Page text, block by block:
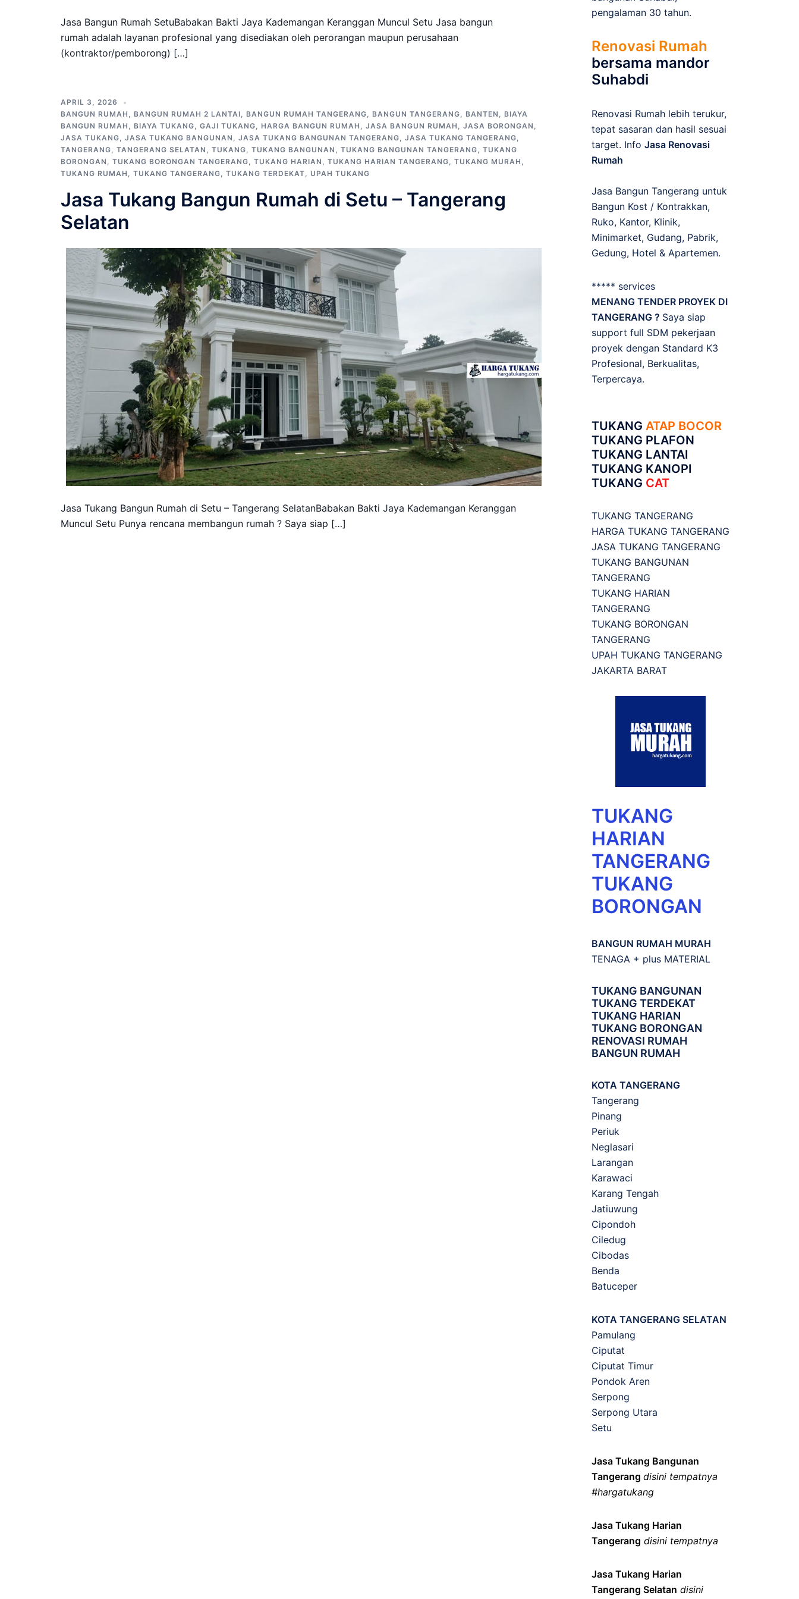
Jasa Bangun Rumah SetuBabakan Bakti Jaya Kademangan Keranggan Muncul Setu Jasa bangun
rumah adalah layanan profesional yang disediakan oleh perorangan maupun perusahaan
(kontraktor/pemborong) […]
APRIL 3, 2026
BANGUN RUMAH , BANGUN RUMAH 2 LANTAI, BANGUN RUMAH TANGERANG, BANGUN TANGERANG, BANTEN , BIAYA
BANGUN RUMAH , BIAYA TUKANG, GAJI TUKANG, HARGA BANGUN RUMAH , JASA BANGUN RUMAH , JASA BORONGAN ,
JASA TUKANG, JASA TUKANG BANGUNAN , JASA TUKANG BANGUNAN TANGERANG, JASA TUKANG TANGERANG,
TANGERANG, TANGERANG SELATAN , TUKANG, TUKANG BANGUNAN , TUKANG BANGUNAN TANGERANG, TUKANG
BORONGAN , TUKANG BORONGAN TANGERANG, TUKANG HARIAN , TUKANG HARIAN TANGERANG, TUKANG MURAH ,
TUKANG RUMAH , TUKANG TANGERANG, TUKANG TERDEKAT, UPAH TUKANG
Jasa Tukang Bangun Rumah di Setu – Tangerang
Selatan
Jasa Tukang Bangun Rumah di Setu – Tangerang SelatanBabakan Bakti Jaya Kademangan Keranggan
Muncul Setu Punya rencana membangun rumah ? Saya siap […]
pengalaman 30 tahun.
Renovasi Rumah
bersama mandor
Suhabdi
Renovasi Rumah lebih terukur,
tepat sasaran dan hasil sesuai
target. Info Jasa Renovasi
Rumah
Jasa Bangun Tangerang untuk
Bangun Kost / Kontrakkan,
Ruko, Kantor, Klinik,
Minimarket, Gudang, Pabrik,
Gedung, Hotel & Apartemen.
***** services
MENANG TENDER PROYEK DI
TANGERANG ? Saya siap
support full SDM pekerjaan
proyek dengan Standard K3
Profesional, Berkualitas,
Terpercaya.
TUKANG ATAP BOCOR
TUKANG PLAFON
TUKANG LANTAI
TUKANG KANOPI
TUKANG CAT
TUKANG TANGERANG
HARGA TUKANG TANGERANG
JASA TUKANG TANGERANG
TUKANG BANGUNAN
TANGERANG
TUKANG HARIAN
TANGERANG
TUKANG BORONGAN
TANGERANG
UPAH TUKANG TANGERANG
JAKARTA BARAT
TUKANG
HARIAN
TANGERANG
TUKANG
BORONGAN
BANGUN RUMAH MURAH
TENAGA + plus MATERIAL
TUKANG BANGUNAN
TUKANG TERDEKAT
TUKANG HARIAN
TUKANG BORONGAN
RENOVASI RUMAH
BANGUN RUMAH
KOTA TANGERANG
Tangerang
Pinang
Periuk
Neglasari
Larangan
Karawaci
Karang Tengah
Jatiuwung
Cipondoh
Ciledug
Cibodas
Benda
Batuceper
KOTA TANGERANG SELATAN
Pamulang
Ciputat
Ciputat Timur
Pondok Aren
Serpong
Serpong Utara
Setu
Jasa Tukang Bangunan
Tangerang disini tempatnya
#hargatukang
Jasa Tukang Harian
Tangerang disini tempatnya
Jasa Tukang Harian
Tangerang Selatan disini